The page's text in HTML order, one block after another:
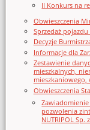
II Konkurs na
Obwieszczenia
Sprzedaż
Decyzje
Informacje dla
Zestawienie
mieszkalnych,
mieszkaniowego,
Obwieszczenia
pozwolenia
NUTRIPOL Sp.